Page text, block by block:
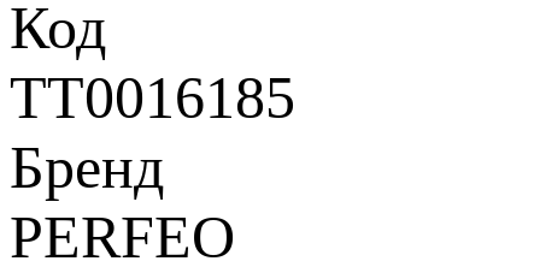
Код
ТТ0016185
Бренд
PERFEO